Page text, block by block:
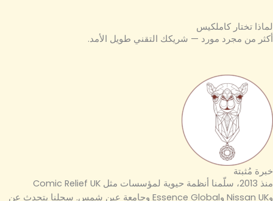
لماذا تختار كاملكيس
أكثر من مجرد مورد — شريكك التقني طويل الأمد.
خبرة مُثبتة
منذ 2013، سلّمنا أنظمة حيوية لمؤسسات مثل Comic Relief UK
وNissan UK وEssence Global وجامعة عين شمس. سجلنا يتحدث عن